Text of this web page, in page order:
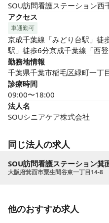
SOU訪問看護ステーション西
アクセス
車通勤可
京成千葉線「みどり台駅」徒
駅」徒歩6分京成千葉線「西
勤務地情報
千葉県千葉市稲毛区緑町一丁
診療時間
09:00〜18:00
法人名
SOUシニアケア株式会社
同じ法人の求人
SOU訪問看護ステーション箕
大阪府箕面市粟生間谷東一丁目14-8
他のおすすめ求人